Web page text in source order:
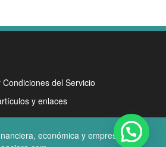
del Servicio
y enlaces
económica y empresarial